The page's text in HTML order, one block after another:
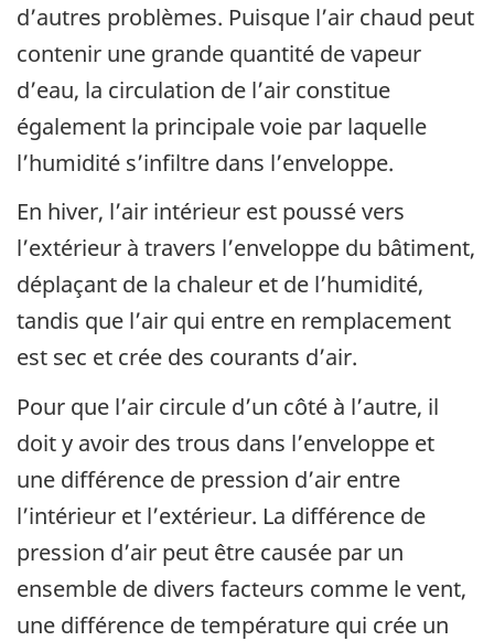
d’autres problèmes. Puisque l’air chaud peut
contenir une grande quantité de vapeur
d’eau, la circulation de l’air constitue
également la principale voie par laquelle
l’humidité s’infiltre dans l’enveloppe.
En hiver, l’air intérieur est poussé vers
l’extérieur à travers l’enveloppe du bâtiment,
déplaçant de la chaleur et de l’humidité,
tandis que l’air qui entre en remplacement
est sec et crée des courants d’air.
Pour que l’air circule d’un côté à l’autre, il
doit y avoir des trous dans l’enveloppe et
une différence de pression d’air entre
l’intérieur et l’extérieur. La différence de
pression d’air peut être causée par un
ensemble de divers facteurs comme le vent,
une différence de température qui crée un